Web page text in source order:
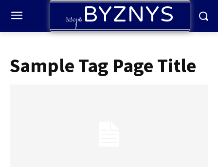
časopisBYZNYS
Sample Tag Page Title